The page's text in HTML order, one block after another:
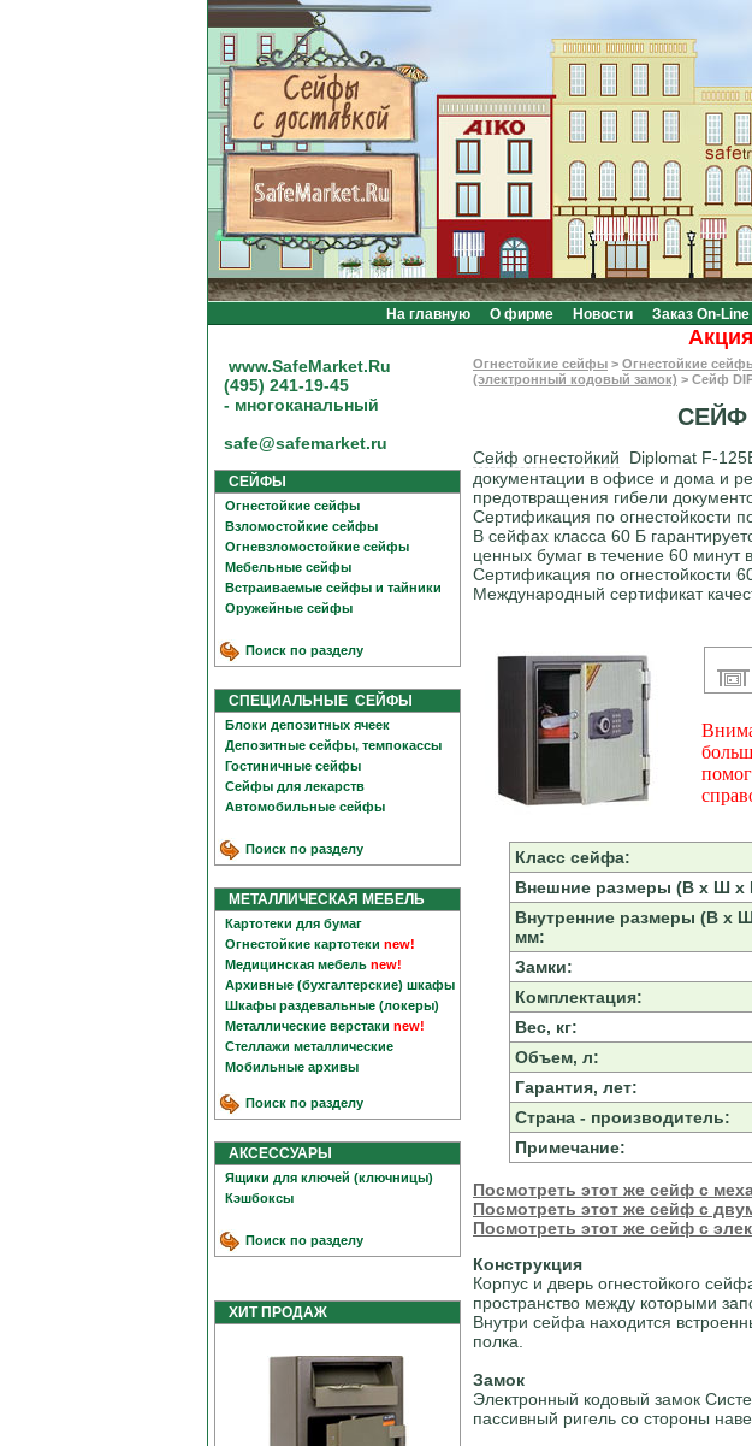
На главную О фирме Новости Заказ On-Line
Акция!
www.SafeMarket.Ru
(495) 241-19-45
- многоканальный
safe@safemarket.ru
СЕЙФЫ
Огнестойкие сейфы
Взломостойкие сейфы
Огневзломостойкие сейфы
Мебельные сейфы
Встраиваемые сейфы и тайники
Оружейные сейфы
Поиск по разделу
СПЕЦИАЛЬНЫЕ СЕЙФЫ
Блоки депозитных ячеек
Депозитные сейфы, темпокассы
Гостиничные сейфы
Сейфы для лекарств
Автомобильные сейфы
Поиск по разделу
МЕТАЛЛИЧЕСКАЯ МЕБЕЛЬ
Картотеки для бумаг
Огнестойкие картотеки new!
Медицинская мебель new!
Архивные (бухгалтерские) шкафы
Шкафы раздевальные (локеры)
Металлические верстаки new!
Стеллажи металлические
Мобильные архивы
Поиск по разделу
АКСЕССУАРЫ
Ящики для ключей (ключницы)
Кэшбоксы
Поиск по разделу
ХИТ ПРОДАЖ
Огнестойкие сейфы > Огнестойкие
(электронный кодовый замок) > Сейф
СЕЙФ
Сейф огнестойкий Diplomat F-
документации в офисе и дома и
предотвращения гибели
Сертификация по огнестойкости
В сейфах класса 60 Б
ценных бумаг в течение 60 минут
Сертификация по огнестойкости
Международный сертификат
Класс сейфа:
Внешние размеры (В х Ш х
Внутренние размеры (В х
мм:
Замки:
Комплектация:
Вес, кг:
Объем, л:
Гарантия, лет:
Страна - производитель:
Примечание:
Посмотреть этот же сейф с
Посмотреть этот же сейф с
Посмотреть этот же сейф с
Конструкция
Корпус и дверь огнестойкого
пространство между которыми
Внутри сейфа находится
полка.
Замок
Электронный кодовый замок
пассивный ригель со стороны